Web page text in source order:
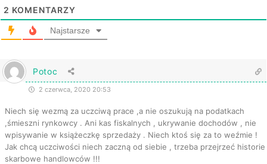
2 KOMENTARZY
Najstarsze
Potoc
2 czerwca, 2020 20:53
Niech się wezmą za uczciwą prace ,a nie oszukują na podatkach
,śmieszni rynkowcy . Ani kas fiskalnych , ukrywanie dochodów , nie
wpisywanie w książeczkę sprzedaży . Niech ktoś się za to weźmie !
Jak chcą uczciwości niech zaczną od siebie , trzeba przejrzeć historie
skarbowe handlowców !!!